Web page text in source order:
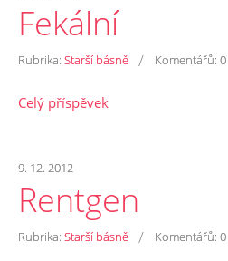
Fekální
Rubrika: Starší básně / Komentářů: 0
Celý příspěvek
9. 12. 2012
Rentgen
Rubrika: Starší básně / Komentářů: 0